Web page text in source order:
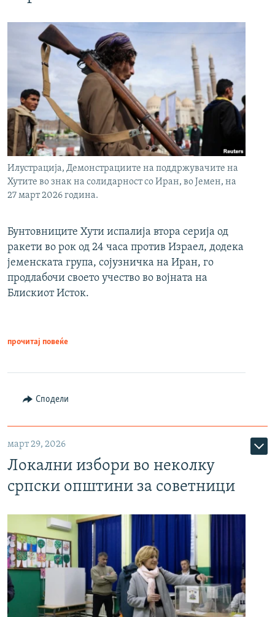
Илустрација, Демонстрациите на поддржувачите на
Хутите во знак на солидарност со Иран, во Јемен, на
27 март 2026 година.
Бунтовниците Хути испалија втора серија од
ракети во рок од 24 часа против Израел, додека
јеменската група, сојузничка на Иран, го
продлабочи своето учество во војната на
Блискиот Исток.
прочитај повеќе
Сподели
март 29, 2026
Локални избори во неколку
српски општини за советници